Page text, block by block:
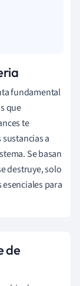
fundamental
que
te
a
Se basan
destruye, solo
para
de